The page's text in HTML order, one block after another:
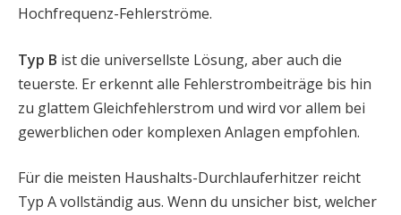
Hochfrequenz-Fehlerströme.
Typ B ist die universellste Lösung, aber auch die
teuerste. Er erkennt alle Fehlerstrombeiträge bis hin
zu glattem Gleichfehlerstrom und wird vor allem bei
gewerblichen oder komplexen Anlagen empfohlen.
Für die meisten Haushalts-Durchlauferhitzer reicht
Typ A vollständig aus. Wenn du unsicher bist, welcher